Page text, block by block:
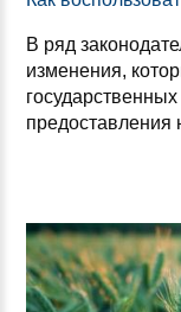
В ряд
изменения,
предоставления